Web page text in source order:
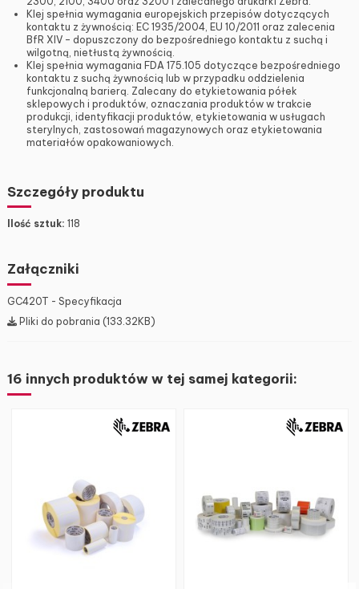
Klej spełnia wymagania europejskich przepisów dotyczących
kontaktu z żywnością: EC 1935/2004, EU 10/2011 oraz zalecenia
BfR XIV – dopuszczony do bezpośredniego kontaktu z suchą i
wilgotną, nietłustą żywnością.
Klej spełnia wymagania FDA 175.105 dotyczące bezpośredniego
kontaktu z suchą żywnością lub w przypadku oddzielenia
funkcjonalną barierą. Zalecany do etykietowania półek
sklepowych i produktów, oznaczania produktów w trakcie
produkcji, identyfikacji produktów, etykietowania w usługach
sterylnych, zastosowań magazynowych oraz etykietowania
materiałów opakowaniowych.
Szczegóły produktu
Ilość sztuk: 118
Załączniki
GC420T - Specyfikacja
Pliki do pobrania (133.32KB)
16 innych produktów w tej samej kategorii: